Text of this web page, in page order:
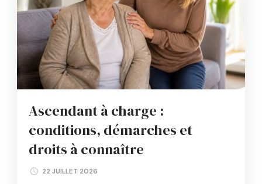
Ascendant à charge :
conditions, démarches et
droits à connaître
22 JUILLET 2026